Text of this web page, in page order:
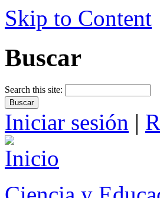
Skip to Content
Buscar
Search this site:
Iniciar sesión |